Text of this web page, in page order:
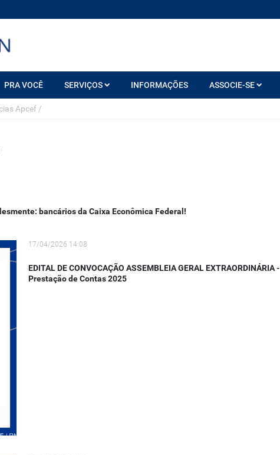
PRA VOCÊ SERVIÇOS INFORMAÇÕES ASSOCIE-SE
Apcef /
bancários da Caixa Econômica Federal!
17/04/2026 14:08
EDITAL DE CONVOCAÇÃO ASSEMBLEIA GERAL EXTRAORDINÁRIA -
Prestação de Contas 2025